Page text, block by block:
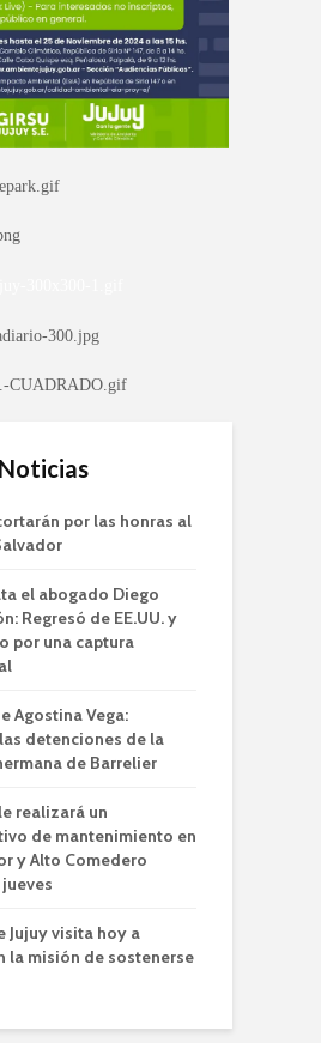
por las honras al
el abogado Diego
Regresó de EE.UU. y
por una captura
Agostina Vega:
detenciones de la
de Barrelier
realizará un
de mantenimiento en
y Alto Comedero
Jujuy visita hoy a
la misión de sostenerse